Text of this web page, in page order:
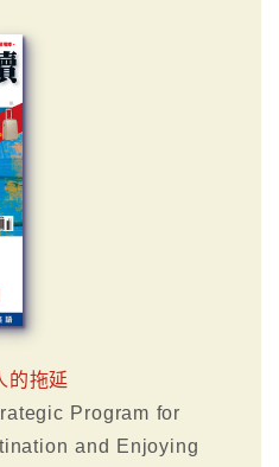
的拖延
Program for
and Enjoying